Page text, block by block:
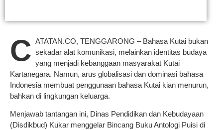
C ATATAN.CO, TENGGARONG – Bahasa Kutai bukan
sekadar alat komunikasi, melainkan identitas budaya
yang menjadi kebanggaan masyarakat Kutai
Kartanegara. Namun, arus globalisasi dan dominasi bahasa
Indonesia membuat penggunaan bahasa Kutai kian menurun,
bahkan di lingkungan keluarga.
Menjawab tantangan ini, Dinas Pendidikan dan Kebudayaan
(Disdikbud) Kukar menggelar Bincang Buku Antologi Puisi di